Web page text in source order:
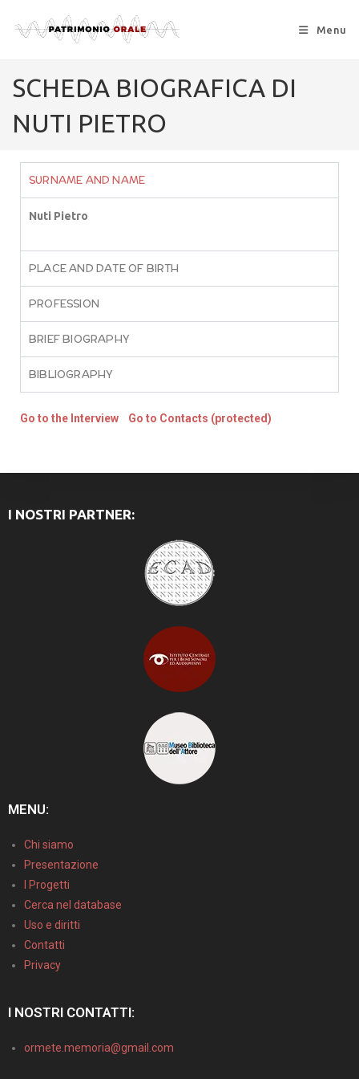
Menu
SCHEDA BIOGRAFICA DI
NUTI PIETRO
SURNAME AND NAME
Nuti Pietro
PLACE AND DATE OF BIRTH
PROFESSION
BRIEF BIOGRAPHY
BIBLIOGRAPHY
Go to the Interview Go to Contacts (protected)
I NOSTRI PARTNER:
MENU:
Chi siamo
Presentazione
I Progetti
Cerca nel database
Uso e diritti
Contatti
Privacy
I NOSTRI CONTATTI:
ormete.memoria@gmail.com